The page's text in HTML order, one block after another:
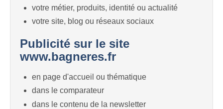
votre métier, produits, identité ou actualité
votre site, blog ou réseaux sociaux
Publicité sur le site
www.bagneres.fr
en page d'accueil ou thématique
dans le comparateur
dans le contenu de la newsletter